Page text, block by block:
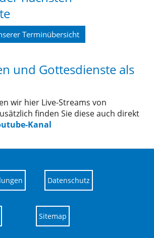
Terminübersicht
und Gottesdienste als
wir hier Live-Streams von
finden Sie diese auch direkt
Kanal
Datenschutz
Sitemap